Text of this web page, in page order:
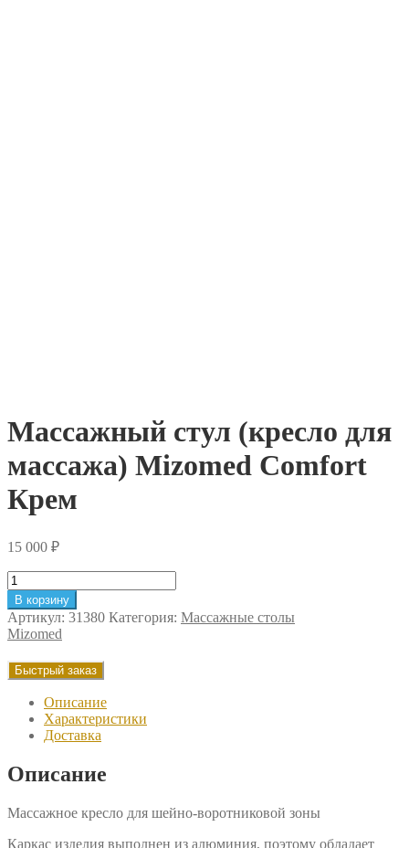
Массажный стул (кресло для
массажа) Mizomed Comfort
Крем
15 000 ₽
Количество
товара
Массажный
стул
(кресло
для
массажа)
Comfort
Крем
В корзину
Артикул: 31380 Категория: Массажные столы
Mizomed
Быстрый заказ
Описание
Характеристики
Доставка
Описание
Массажное кресло для шейно-воротниковой зоны
Каркас изделия выполнен из алюминия, поэтому обладает